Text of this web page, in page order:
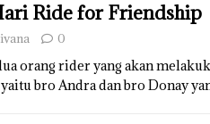
Ride for Friendship
ivana 0
orang rider yang akan
bro Andra dan bro Donay